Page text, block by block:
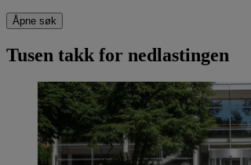
Åpne søk
Tusen takk for nedlastingen